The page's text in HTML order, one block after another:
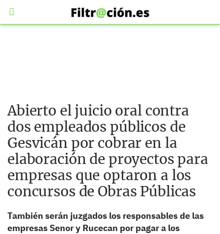
Abierto el juicio oral contra
dos empleados públicos de
Gesvicán por cobrar en la
elaboración de proyectos para
empresas que optaron a los
concursos de Obras Públicas
También serán juzgados los responsables de las
empresas Senor y Rucecan por pagar a los